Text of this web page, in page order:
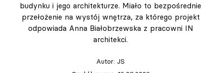
budynku i jego architekturze. Miało to bezpośrednie
przełożenie na wystój wnętrza, za którego projekt
odpowiada Anna Białobrzewska z pracowni IN
architekci.
Autor: JS